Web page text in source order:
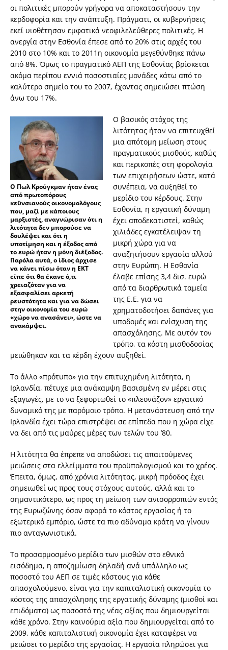
οι πολιτικές μπορούν γρήγορα να αποκαταστήσουν την
κερδοφορία και την ανάπτυξη. Πράγματι, οι κυβερνήσεις
εκεί υιοθέτησαν εμφατικά νεοφιλελεύθερες πολιτικές. Η
ανεργία στην Εσθονία έπεσε από το 20% στις αρχές του
2010 στο 10% και το 2011η οικονομία μεγεθύνθηκε πάνω
από 8%. Όμως το πραγματικό ΑΕΠ της Εσθονίας βρίσκεται
ακόμα περίπου εννιά ποσοστιαίες μονάδες κάτω από το
καλύτερο σημείο του το 2007, έχοντας σημειώσει πτώση
άνω του 17%.
Ο Πωλ Κρούγκμαν ήταν ένας
από πρωτοπόρους
κεϋνσιανούς οικονομολόγους
που, μαζί με κάποιους
μαρξιστές, αναγνώρισαν ότι η
λιτότητα δεν μπορούσε να
δουλέψει και ότι η
υποτίμηση και η έξοδος από
το ευρώ ήταν η μόνη διέξοδος.
Παρόλα αυτά, ο ίδιος άρχισε
να κάνει πίσω όταν η ΕΚΤ
είπε ότι θα έκανε ό,τι
χρειαζόταν για να
εξασφαλίσει αρκετή
ρευστότητα και για να δώσει
στην οικονομία του ευρώ
«χώρο να ανασάνει», ώστε να
ανακάμψει.
Ο βασικός στόχος της
λιτότητας ήταν να επιτευχθεί
μια απότομη μείωση στους
πραγματικούς μισθούς, καθώς
και περικοπές στη φορολογία
των επιχειρήσεων ώστε, κατά
συνέπεια, να αυξηθεί το
μερίδιο του κέρδους. Στην
Εσθονία, η εργατική δύναμη
έχει αποδεκατιστεί, καθώς
χιλιάδες εγκατέλειψαν τη
μικρή χώρα για να
αναζητήσουν εργασία αλλού
στην Ευρώπη. Η Εσθονία
έλαβε επίσης 3,4 δισ. ευρώ
από τα διαρθρωτικά ταμεία
της Ε.Ε. για να
χρηματοδοτήσει δαπάνες για
υποδομές και ενίσχυση της
απασχόλησης. Με αυτόν τον
τρόπο, τα κόστη μισθοδοσίας
μειώθηκαν και τα κέρδη έχουν αυξηθεί.
Το άλλο «πρότυπο» για την επιτυχημένη λιτότητα, η
Ιρλανδία, πέτυχε μια ανάκαμψη βασισμένη εν μέρει στις
εξαγωγές, με το να ξεφορτωθεί το «πλεονάζον» εργατικό
δυναμικό της με παρόμοιο τρόπο. Η μετανάστευση από την
Ιρλανδία έχει τώρα επιστρέψει σε επίπεδα που η χώρα είχε
να δει από τις μαύρες μέρες των τελών του ’80.
Η λιτότητα θα έπρεπε να αποδώσει τις απαιτούμενες
μειώσεις στα ελλείμματα του προϋπολογισμού και το χρέος.
Έπειτα, όμως, από χρόνια λιτότητας, μικρή πρόοδος έχει
σημειωθεί ως προς τους στόχους αυτούς, αλλά και το
σημαντικότερο, ως προς τη μείωση των ανισορροπιών εντός
της Ευρωζώνης όσον αφορά το κόστος εργασίας ή το
εξωτερικό εμπόριο, ώστε τα πιο αδύναμα κράτη να γίνουν
πιο ανταγωνιστικά.
Το προσαρμοσμένο μερίδιο των μισθών στο εθνικό
εισόδημα, η αποζημίωση δηλαδή ανά υπάλληλο ως
ποσοστό του ΑΕΠ σε τιμές κόστους για κάθε
απασχολούμενο, είναι για την καπιταλιστική οικονομία το
κόστος της απασχόλησης της εργατικής δύναμης (μισθοί και
επιδόματα) ως ποσοστό της νέας αξίας που δημιουργείται
κάθε χρόνο. Στην καινούρια αξία που δημιουργείται από το
2009, κάθε καπιταλιστική οικονομία έχει καταφέρει να
μειώσει το μερίδιο της εργασίας. Η εργασία πληρώσει για